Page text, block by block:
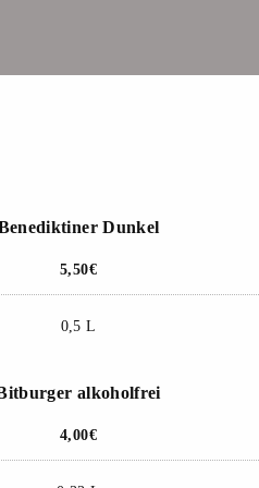
Dunkel
5,50€
0,5 L
alkoholfrei
4,00€